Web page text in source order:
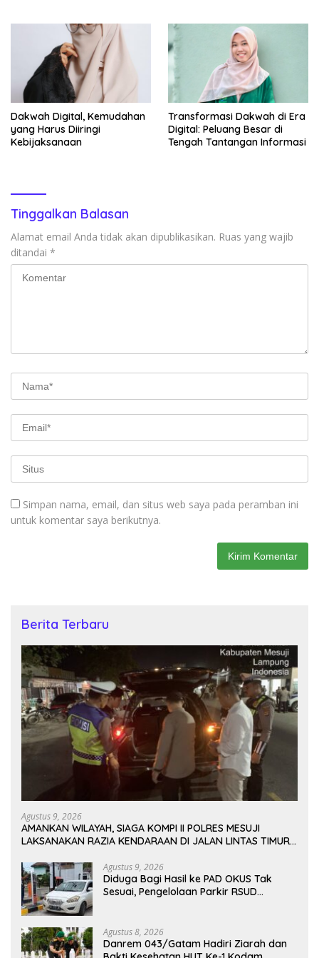
Dakwah Digital, Kemudahan
yang Harus Diiringi
Kebijaksanaan
Transformasi Dakwah di Era
Digital: Peluang Besar di
Tengah Tantangan Informasi
Tinggalkan Balasan
Alamat email Anda tidak akan dipublikasikan. Ruas yang wajib
ditandai *
Simpan nama, email, dan situs web saya pada peramban ini
untuk komentar saya berikutnya.
Berita Terbaru
Agustus 9, 2026
AMANKAN WILAYAH, SIAGA KOMPI II POLRES MESUJI
LAKSANAKAN RAZIA KENDARAAN DI JALAN LINTAS TIMUR
Agustus 9, 2026
Diduga Bagi Hasil ke PAD OKUS Tak
Sesuai, Pengelolaan Parkir RSUD
Agustus 8, 2026
Danrem 043/Gatam Hadiri Ziarah dan